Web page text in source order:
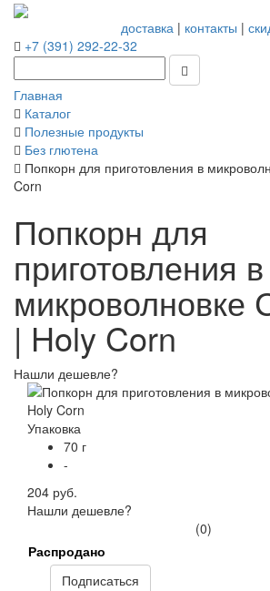
доставка| контакты |
+7 (391) 292-22-32
Главная
Каталог
Полезные продукты
Без глютена
Попкорн для приготовления в
Corn
Попкорн для
приготовления в
микроволновке
| Holy Corn
Нашли дешевле?
Упаковка
70 г
-
204 руб.
Нашли дешевле?
(0)
Распродано
Подписаться